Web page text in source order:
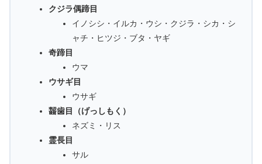
クジラ偶蹄目
イノシシ・イルカ・ウシ・クジラ・シカ・シ
ャチ・ヒツジ・ブタ・ヤギ
奇蹄目
ウマ
ウサギ目
ウサギ
齧歯目（げっしもく）
ネズミ・リス
霊長目
サル